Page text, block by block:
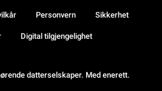
datterselskaper. Med enerett.
Personvern Sikkerhet
Digital tilgjengelighet